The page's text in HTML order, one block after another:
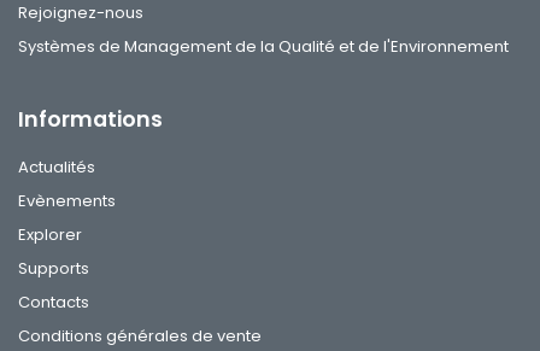
Rejoignez-nous
Systèmes de Management de la Qualité et de l'Environnement
Informations
Actualités
Evènements
Explorer
Supports
Contacts
Conditions générales de vente